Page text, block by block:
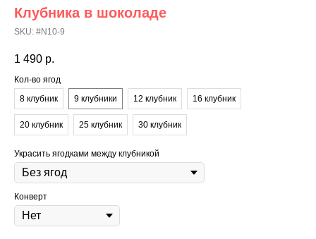
Клубника в шоколаде
SKU: #N10-9
1 490 р.
Кол-во ягод
8 клубник
9 клубники 12 клубник 16 клубник
20 клубник 25 клубник 30 клубник
Украсить ягодками между клубникой
Конверт